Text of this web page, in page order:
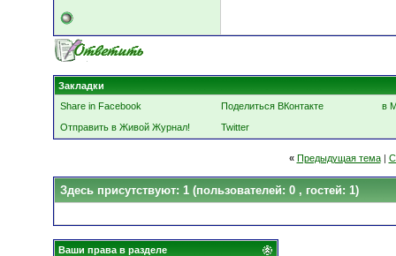
Закладки
Share in Facebook
Поделиться ВКонтакте
в
Отправить в Живой Журнал!
Twitter
« Предыдущая тема|
Здесь присутствуют: 1 (пользователей: 0 , гостей: 1)
Ваши права в разделе